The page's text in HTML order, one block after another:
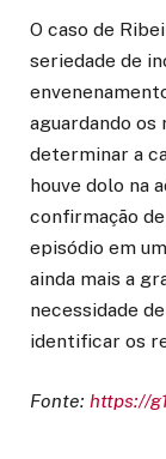
O caso de
seriedade de
aguardando os
determinar a
houve dolo na
confirmação
episódio em
ainda mais a
necessidade
identificar os
Fonte: https://